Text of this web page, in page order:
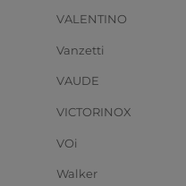
VALENTINO
Vanzetti
VAUDE
VICTORINOX
VOi
Walker